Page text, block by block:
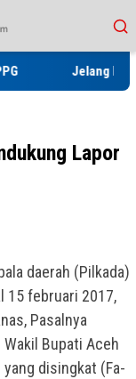
Jelang Perayaan HUT
Lapor
daerah (Pilkada)
15 februari 2017,
Pasalnya
Bupati Aceh
disingkat (Fa-